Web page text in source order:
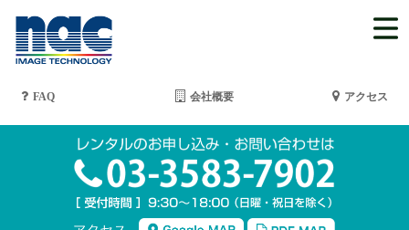
FAQ 会社概要 アクセス